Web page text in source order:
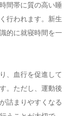
間帯に質の高い睡
行われます。新生
的に就寝時間を一
、血行を促進して
。ただし、運動後
詰まりやすくなる